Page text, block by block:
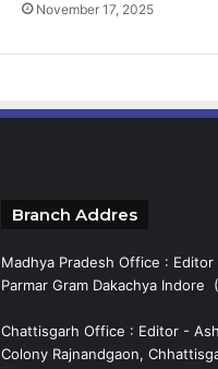
November 17, 2025
Branch Addres
Madhya Pradesh Office : Editor
Parmar Gram Dakachya Indore
Chattisgarh Office : Editor -
Colony Rajnandgaon,